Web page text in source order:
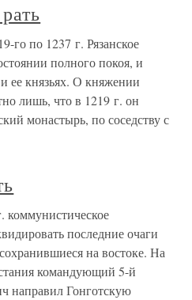
го по 1237 г. Рязанское
полного покоя, и
ее князьях. О княжении
лишь, что в 1219 г. он
монастырь, по соседству с
коммунистическое
последние очаги
на востоке. На
командующий 5-й
направил Гонготскую